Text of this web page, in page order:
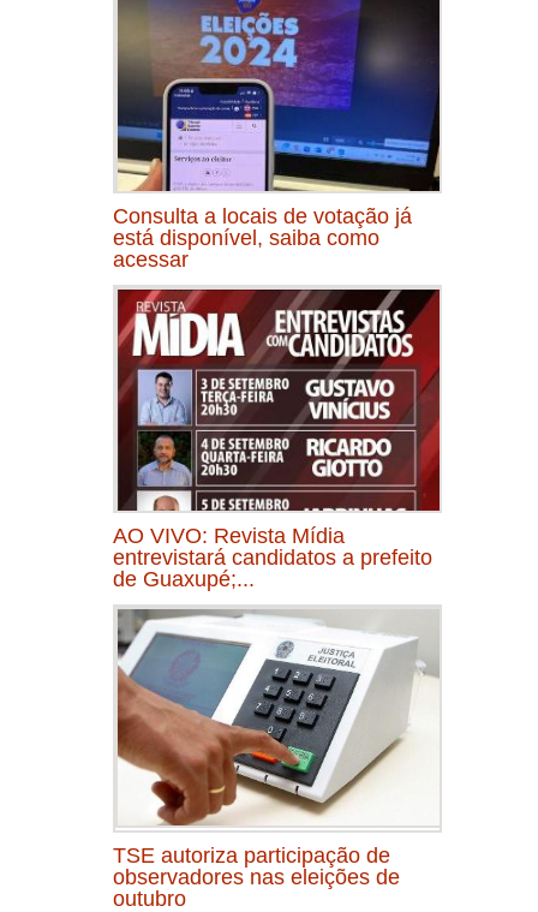
Consulta a locais de votação já
está disponível, saiba como
acessar
AO VIVO: Revista Mídia
entrevistará candidatos a prefeito
de Guaxupé;...
TSE autoriza participação de
observadores nas eleições de
outubro